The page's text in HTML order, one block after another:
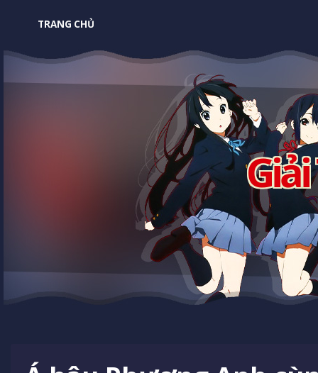
TRANG CHỦ